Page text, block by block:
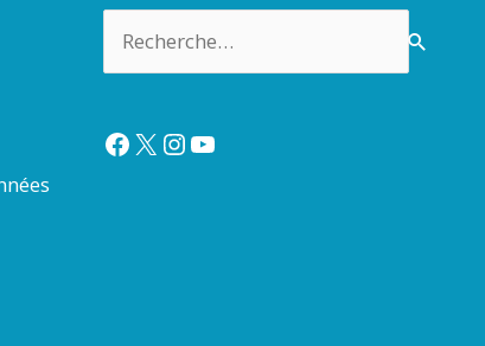
Facebook
X Instagram
YouTube